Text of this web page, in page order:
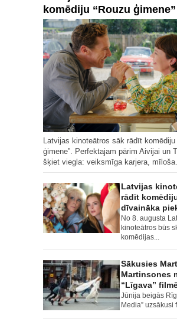
komēdiju “Rouzu ģimene”
Latvijas kinoteātros sāk rādīt komēdiju
ģimene”. Perfektajam pārim Aivijai un
šķiet viegla: veiksmīga karjera,
Latvijas
rādīt
dīvaināka
No 8. augusta
kinoteātros būs
komēdijas...
Sākusies
Martinsones
“Līgava”
Jūnija beigās
Media” uzsākusi